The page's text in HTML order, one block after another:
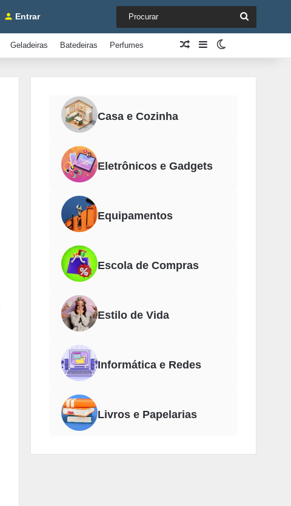
Entrar
Geladeiras Batedeiras Perfumes Artigo aleatório
Barra Lateral
Casa e Cozinha
Eletrônicos e Gadgets
Equipamentos
Escola de Compras
Estilo de Vida
Informática e Redes
Livros e Papelarias